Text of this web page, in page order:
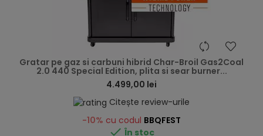
Gratar pe gaz si carbuni hibrid Char-Broil Gas2Coal
2.0 440 Special Edition, plita si sear burner...
4.499,00 lei
Citește review-urile
-10% cu codul BBQFEST
 În stoc